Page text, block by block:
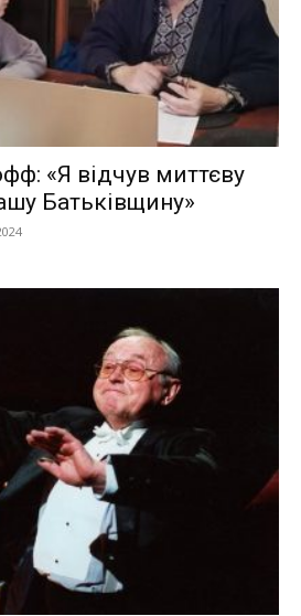
«Я відчув миттєву
Батьківщину»